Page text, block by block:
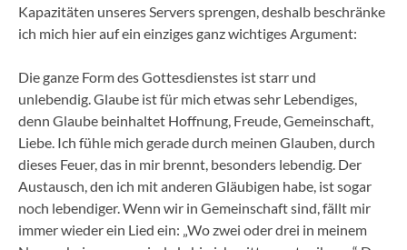
Kapazitäten unseres Servers sprengen, deshalb beschränke
ich mich hier auf ein einziges ganz wichtiges Argument:
Die ganze Form des Gottesdienstes ist starr und
unlebendig. Glaube ist für mich etwas sehr Lebendiges,
denn Glaube beinhaltet Hoffnung, Freude, Gemeinschaft,
Liebe. Ich fühle mich gerade durch meinen Glauben, durch
dieses Feuer, das in mir brennt, besonders lebendig. Der
Austausch, den ich mit anderen Gläubigen habe, ist sogar
noch lebendiger. Wenn wir in Gemeinschaft sind, fällt mir
immer wieder ein Lied ein: „Wo zwei oder drei in meinem